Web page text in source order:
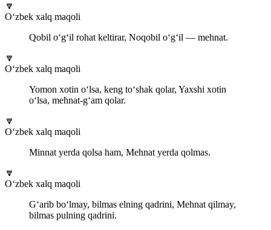
🔽
O‘zbek xalq maqoli
Qobil o‘g‘il rohat keltirar, Noqobil o‘g‘il — mehnat.
🔽
O‘zbek xalq maqoli
Yomon xotin o‘lsa, keng to‘shak qolar, Yaxshi xotin
o‘lsa, mehnat-g‘am qolar.
🔽
O‘zbek xalq maqoli
Minnat yerda qolsa ham, Mehnat yerda qolmas.
🔽
O‘zbek xalq maqoli
G‘arib bo‘lmay, bilmas elning qadrini, Mehnat qilmay,
bilmas pulning qadrini.